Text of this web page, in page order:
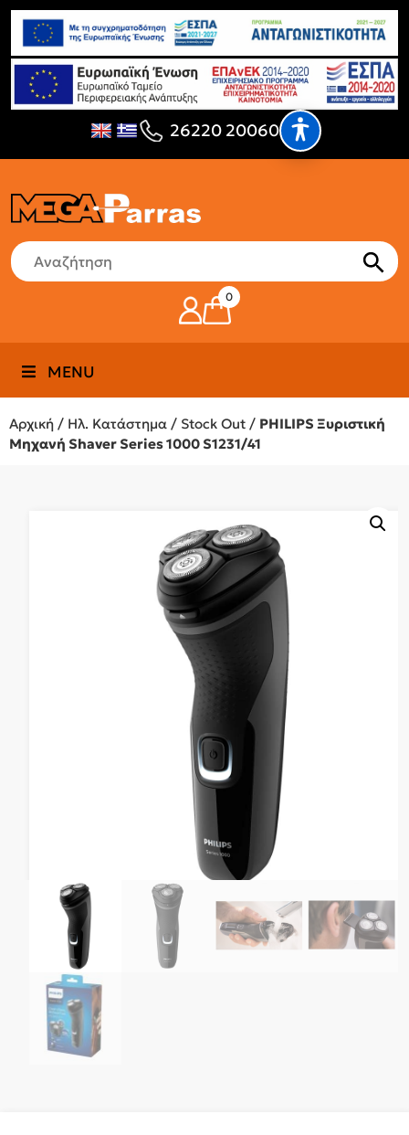
26220 20060
0
MENU
Αρχική / Ηλ. Κατάστημα / Stock Out / PHILIPS Ξυριστική
Μηχανή Shaver Series 1000 S1231/41